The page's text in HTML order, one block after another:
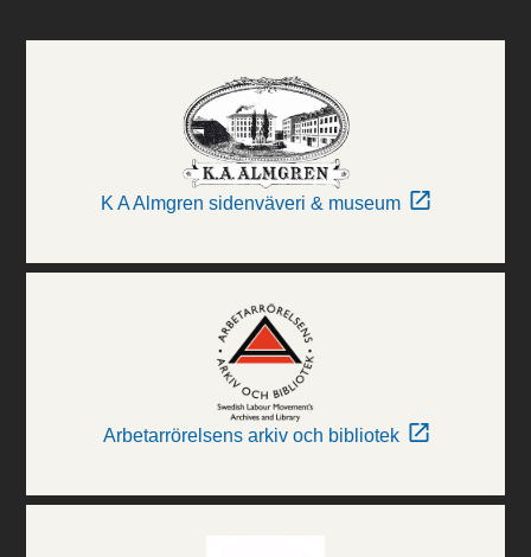
K A Almgren sidenväveri & museum
Arbetarrörelsens arkiv och bibliotek